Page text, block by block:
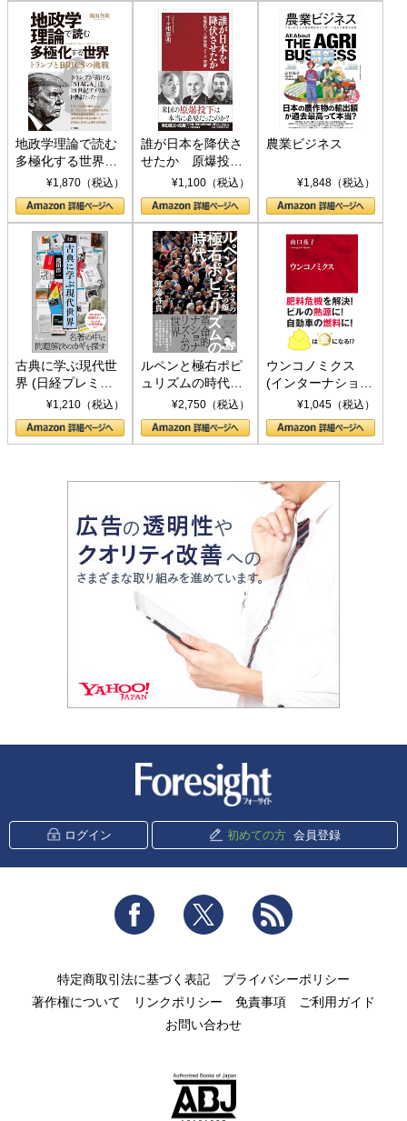
地政学理論で読む
多極化する世界：
トランプとBRICS
の挑戦
¥1,870（税込）
誰が日本を降伏さ
せたか 原爆投
下、ソ連参戦、そ
して聖断 (PHP新
書)
¥1,100（税込）
農業ビジネス
¥1,848（税込）
古典に学ぶ現代世
界 (日経プレミア
シリーズ)¥1,210（税込）
ルペンと極右ポピ
ュリズムの時代：
〈ヤヌス〉の二つ
の顔
¥2,750（税込）
ウンコノミクス
(インターナショナ
ル新書)¥1,045（税込）
ログイン 初めての方 会員登録
Facebook Twitter
特定商取引法に基づく表記
プライバシーポリシー
著作権について
リンクポリシー 免責事項
ご利用ガイド
お問い合わせ